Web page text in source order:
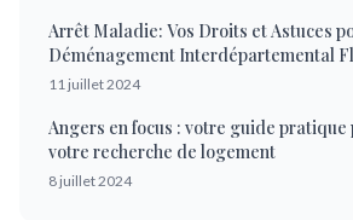
Arrêt Maladie: Vos Droits et Astuces
Déménagement Interdépartemental
11 juillet 2024
Angers en focus : votre guide
votre recherche de logement
8 juillet 2024